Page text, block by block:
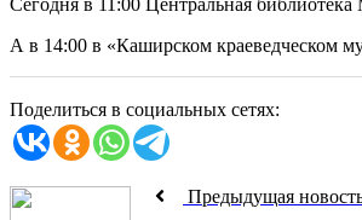
Сегодня в 11:00 Центральная
А в 14:00 в «Каширском краеведческом
Поделиться в социальных сетях:
Предыдущая